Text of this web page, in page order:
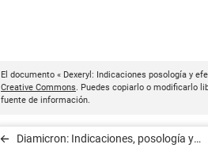
El documento « Dexeryl: Indicaciones posología y
Creative Commons. Puedes copiarlo o modificarlo
fuente de información.
Diamicron: Indicaciones, posología y